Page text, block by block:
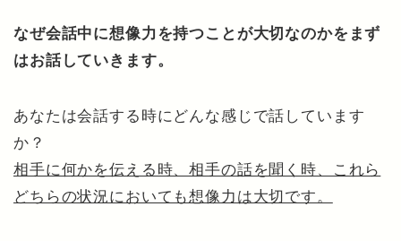
なぜ会話中に想像力を持つことが大切なのかをまず
はお話していきます。
あなたは会話する時にどんな感じで話しています
か？
相手に何かを伝える時、相手の話を聞く時、これら
どちらの状況においても想像力は大切です。